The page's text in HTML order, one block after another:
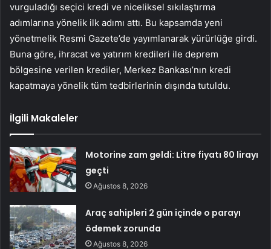
vurguladığı seçici kredi ve niceliksel sıkılaştırma
adımlarına yönelik ilk adımı attı. Bu kapsamda yeni
yönetmelik Resmi Gazete’de yayımlanarak yürürlüğe girdi.
Buna göre, ihracat ve yatırım kredileri ile deprem
bölgesine verilen krediler, Merkez Bankası’nın kredi
kapatmaya yönelik tüm tedbirlerinin dışında tutuldu.
İlgili Makaleler
Motorine zam geldi: Litre fiyatı 80 lirayı
geçti
Ağustos 8, 2026
Araç sahipleri 2 gün içinde o parayı
ödemek zorunda
Ağustos 8, 2026